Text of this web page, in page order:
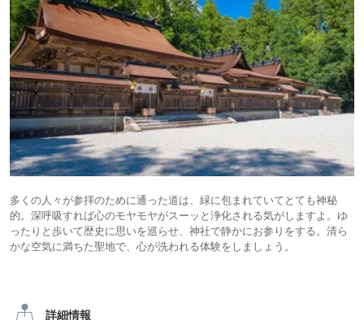
多くの人々が参拝のために通った道は、緑に包まれていてとても神秘
的。深呼吸すれば心のモヤモヤがスーッと浄化される気がしますよ。ゆ
ったりと歩いて歴史に思いを巡らせ、神社で静かにお参りをする。清ら
かな空気に満ちた聖地で、心が洗われる体験をしましょう。
詳細情報